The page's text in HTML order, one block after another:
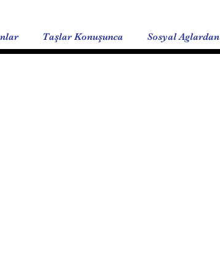
Taşlar Konuşunca Sosyal Aglardan